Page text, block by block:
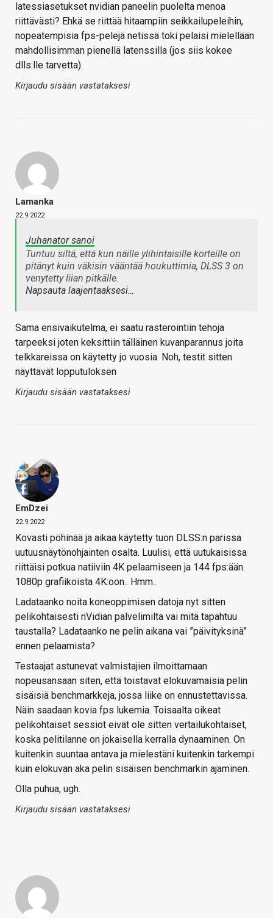
latessiasetukset nvidian paneelin puolelta menoa
riittävästi? Ehkä se riittää hitaampiin seikkailupeleihin,
nopeatempisia fps-pelejä netissä toki pelaisi mielellään
mahdollisimman pienellä latenssilla (jos siis kokee
dlls:lle tarvetta).
Kirjaudu sisään vastataksesi
Lamanka
22.9.2022
Juhanator sanoi
Tuntuu siltä, että kun näille ylihintaisille korteille on
pitänyt kuin väkisin vääntää houkuttimia, DLSS 3 on
venytetty liian pitkälle.
Napsauta laajentaaksesi…
Sama ensivaikutelma, ei saatu rasterointiin tehoja
tarpeeksi joten keksittiin tälläinen kuvanparannus joita
telkkareissa on käytetty jo vuosia. Noh, testit sitten
näyttävät lopputuloksen
Kirjaudu sisään vastataksesi
EmDzei
22.9.2022
Kovasti pöhinää ja aikaa käytetty tuon DLSS:n parissa
uutuusnäytönohjainten osalta. Luulisi, että uutukaisissa
riittäisi potkua natiiviin 4K pelaamiseen ja 144 fps:ään.
1080p grafiikoista 4K:oon.. Hmm..
Ladataanko noita koneoppimisen datoja nyt sitten
pelikohtaisesti nVidian palvelimilta vai mitä tapahtuu
taustalla? Ladataanko ne pelin aikana vai ”päivityksinä”
ennen pelaamista?
Testaajat astunevat valmistajien ilmoittamaan
nopeusansaan siten, että toistavat elokuvamaisia pelin
sisäisiä benchmarkkeja, jossa liike on ennustettavissa.
Näin saadaan kovia fps lukemia. Toisaalta oikeat
pelikohtaiset sessiot eivät ole sitten vertailukohtaiset,
koska pelitilanne on jokaisella kerralla dynaaminen. On
kuitenkin suuntaa antava ja mielestäni kuitenkin tarkempi
kuin elokuvan aka pelin sisäisen benchmarkin ajaminen.
Olla puhua, ugh.
Kirjaudu sisään vastataksesi